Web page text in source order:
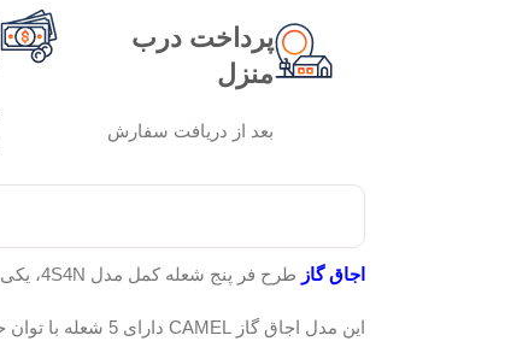
پرداخت درب
منزل
بعد از دریافت سفارش
اجاق گاز طرح فر پنج شعله کمل مدل 4S4N، یکی از محصولات با کیفیت برند تهران سبحان است که در بازار عرضه می گردد.
این مدل اجاق گاز CAMEL دارای 5 شعله با توان حرارتی مختلف است که دارای بدنه لعاب و چدن مقاوم در برابر ضربه می باشد.